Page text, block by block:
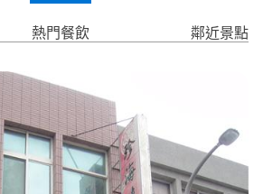
兒童版
臉書粉絲團
English
熱門餐飲 鄰近景點